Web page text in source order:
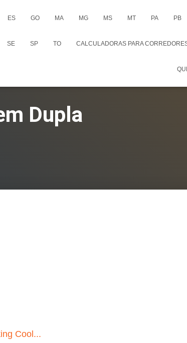
ES GO MA MG MS MT PA PB
SE SP TO CALCULADORAS PARA
Dupla
Cool...